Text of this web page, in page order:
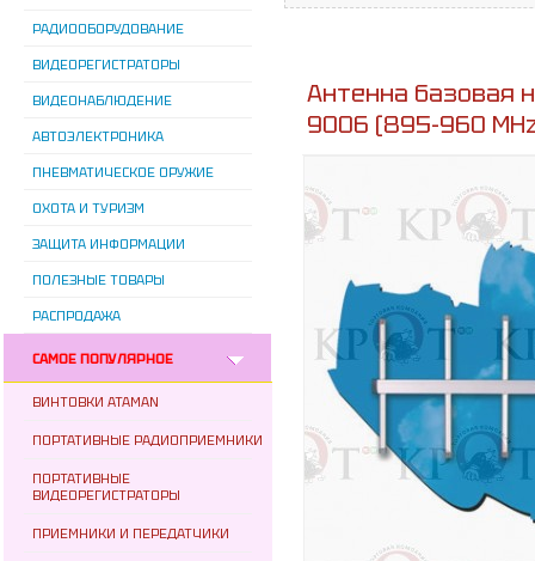
РАДИООБОРУДОВАНИЕ
ВИДЕОРЕГИСТРАТОРЫ
ВИДЕОНАБЛЮДЕНИЕ
АВТОЭЛЕКТРОНИКА
ПНЕВМАТИЧЕСКОЕ ОРУЖИЕ
ОХОТА И ТУРИЗМ
ЗАЩИТА ИНФОРМАЦИИ
ПОЛЕЗНЫЕ ТОВАРЫ
РАСПРОДАЖА
САМОЕ ПОПУЛЯРНОЕ
ВИНТОВКИ ATAMAN
ПОРТАТИВНЫЕ РАДИОПРИЕМНИКИ
ПОРТАТИВНЫЕ
ВИДЕОРЕГИСТРАТОРЫ
ПРИЕМНИКИ И ПЕРЕДАТЧИКИ
Антенна базовая
9006 (895-960